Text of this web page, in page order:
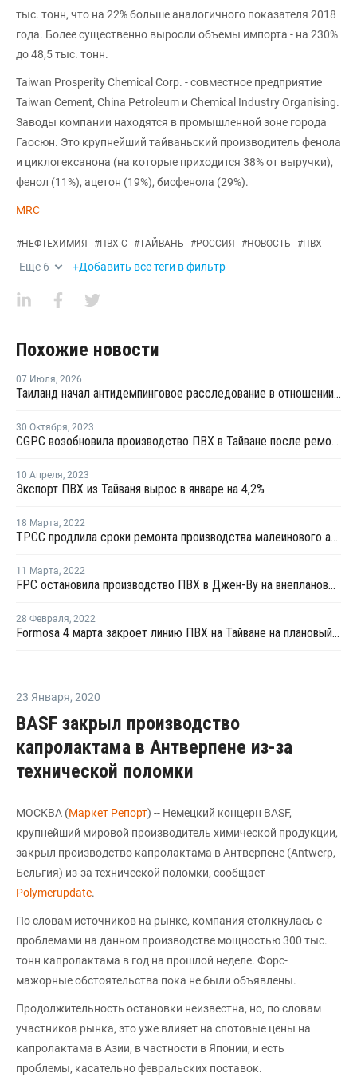
тыс. тонн, что на 22% больше аналогичного показателя 2018
года. Более существенно выросли объемы импорта - на 230%
до 48,5 тыс. тонн.
Taiwan Prosperity Chemical Corp. - совместное предприятие
Taiwan Cement, China Petroleum и Chemical Industry Organising.
Заводы компании находятся в промышленной зоне города
Гаосюн. Это крупнейший тайваньский производитель фенола
и циклогексанона (на которые приходится 38% от выручки),
фенол (11%), ацетон (19%), бисфенола (29%).
MRC
#НЕФТЕХИМИЯ #ПВХ-С #ТАЙВАНЬ #РОССИЯ #НОВОСТЬ #ПВХ
Еще 6 +Добавить все теги в фильтр
Похожие новости
07 Июля, 2026
Таиланд начал антидемпинговое расследование в отношении ПВХ из Китая и Тайваня
30 Октября, 2023
CGPC возобновила производство ПВХ в Тайване после ремонта
10 Апреля, 2023
Экспорт ПВХ из Тайваня вырос в январе на 4,2%
18 Марта, 2022
TPCC продлила сроки ремонта производства малеинового ангидрида в Тайване
11 Марта, 2022
FPC остановила производство ПВХ в Джен-Ву на внеплановый ремонт
28 Февраля, 2022
Formosa 4 марта закроет линию ПВХ на Тайване на плановый ремонт
23 Января, 2020
BASF закрыл производство
капролактама в Антверпене из-за
технической поломки
MОСКВА (Маркет Репорт) -- Немецкий концерн BASF,
крупнейший мировой производитель химической продукции,
закрыл производство капролактама в Антверпене (Antwerp,
Бельгия) из-за технической поломки, сообщает
Polymerupdate.
По словам источников на рынке, компания столкнулась с
проблемами на данном производстве мощностью 300 тыс.
тонн капролактама в год на прошлой неделе. Форс-
мажорные обстоятельства пока не были объявлены.
Продолжительность остановки неизвестна, но, по словам
участников рынка, это уже влияет на спотовые цены на
капролактама в Азии, в частности в Японии, и есть
проблемы, касательно февральских поставок.